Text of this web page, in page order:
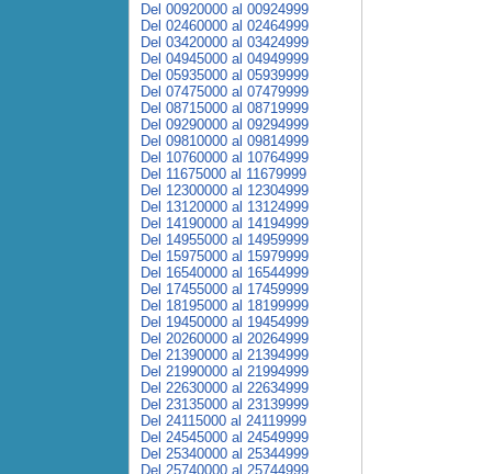
Del 00920000 al 00924999
Del 02460000 al 02464999
Del 03420000 al 03424999
Del 04945000 al 04949999
Del 05935000 al 05939999
Del 07475000 al 07479999
Del 08715000 al 08719999
Del 09290000 al 09294999
Del 09810000 al 09814999
Del 10760000 al 10764999
Del 11675000 al 11679999
Del 12300000 al 12304999
Del 13120000 al 13124999
Del 14190000 al 14194999
Del 14955000 al 14959999
Del 15975000 al 15979999
Del 16540000 al 16544999
Del 17455000 al 17459999
Del 18195000 al 18199999
Del 19450000 al 19454999
Del 20260000 al 20264999
Del 21390000 al 21394999
Del 21990000 al 21994999
Del 22630000 al 22634999
Del 23135000 al 23139999
Del 24115000 al 24119999
Del 24545000 al 24549999
Del 25340000 al 25344999
Del 25740000 al 25744999